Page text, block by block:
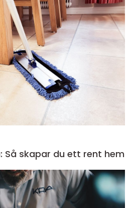
Så skapar du ett rent hem